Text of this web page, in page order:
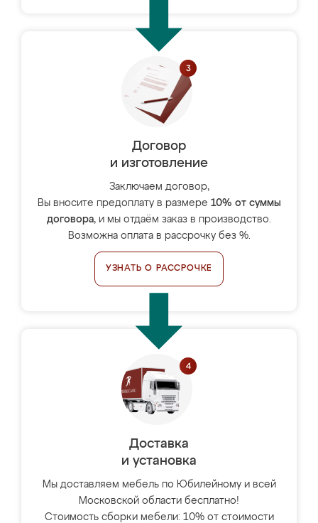
Договор
и изготовление
Заключаем договор,
Вы вносите предоплату в размере 10% от суммы
договора, и мы отдаём заказ в производство.
Возможна оплата в рассрочку без %.
УЗНАТЬ О РАССРОЧКЕ
Доставка
и установка
Мы доставляем мебель по Юбилейному и всей
Московской области бесплатно!
Стоимость сборки мебели: 10% от стоимости